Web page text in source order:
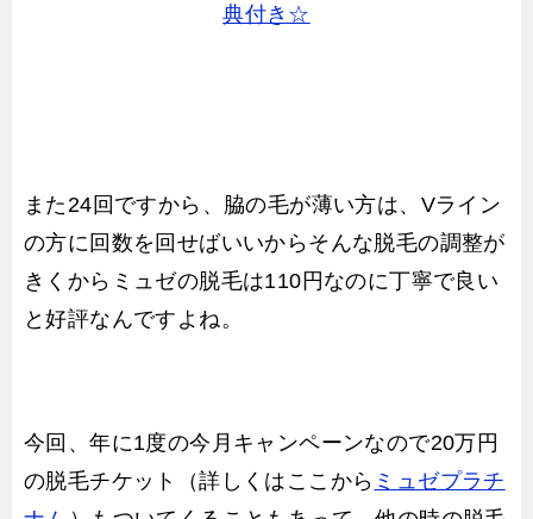
典付き☆
また24回ですから、脇の毛が薄い方は、Vライン
の方に回数を回せばいいからそんな脱毛の調整が
きくからミュゼの脱毛は110円なのに丁寧で良い
と好評なんですよね。
今回、年に1度の今月キャンペーンなので20万円
の脱毛チケット（詳しくはここから ミュゼプラチ